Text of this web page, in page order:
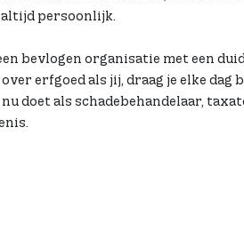
altijd persoonlijk.
bevlogen organisatie met een
erfgoed als jij, draag je elke dag
doet als schadebehandelaar,